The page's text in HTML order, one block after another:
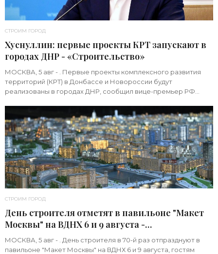
СТРОИМ ГОРОД
Хуснуллин: первые проекты КРТ запускают в
городах ДНР - «Строительство»
МОСКВА, 5 авг - . Первые проекты комплексного развития
территорий (КРТ) в Донбассе и Новороссии будут
реализованы в городах ДНР, сообщил вице-премьер РФ
СТРОИМ ГОРОД
День строителя отметят в павильоне "Макет
Москвы" на ВДНХ 6 и 9 августа -
«Строительство»
МОСКВА, 5 авг - . День строителя в 70-й раз отпразднуют в
павильоне "Макет Москвы" на ВДНХ 6 и 9 августа, гостям